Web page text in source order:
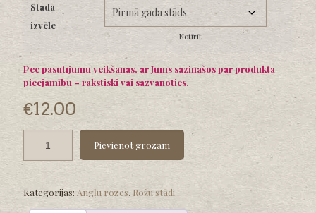
through
€15.00
Stāda
izvēle
Notīrīt
Pēc pasūtījumu veikšanas, ar Jums sazināšos par produkta
pieejamību – rakstiski vai sazvanoties.
€12.00
Pievienot grozam
Kategorijas: Angļu rozes, Rožu stādi